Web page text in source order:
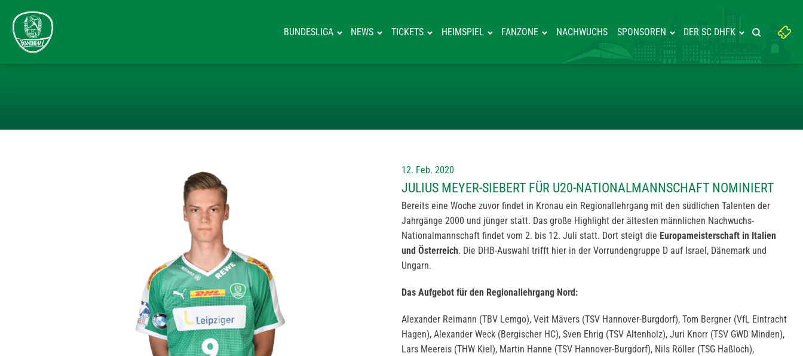
BUNDESLIGA NEWS TICKETS HEIMSPIEL FANZONE NACHWUCHS SPONSOREN DER SC DHFK
Suchbegriff
eingeben:
Suche
12. Feb. 2020
JULIUS MEYER-SIEBERT FÜR U20-NATIONALMANNSCHAFT NOMINIERT
Bereits eine Woche zuvor findet in Kronau ein Regionallehrgang mit den südlichen Talenten der
Jahrgänge 2000 und jünger statt. Das große Highlight der ältesten männlichen Nachwuchs-
Nationalmannschaft findet vom 2. bis 12. Juli statt. Dort steigt die Europameisterschaft in Italien
und Österreich. Die DHB-Auswahl trifft hier in der Vorrundengruppe D auf Israel, Dänemark und
Ungarn.
Das Aufgebot für den Regionallehrgang Nord:
Alexander Reimann (TBV Lemgo), Veit Mävers (TSV Hannover-Burgdorf), Tom Bergner (VfL Eintracht
Hagen), Alexander Weck (Bergischer HC), Sven Ehrig (TSV Altenholz), Juri Knorr (TSV GWD Minden),
Lars Meereis (THW Kiel), Martin Hanne (TSV Hannover-Burgdorf), Nils Röller (TSG Haßloch),